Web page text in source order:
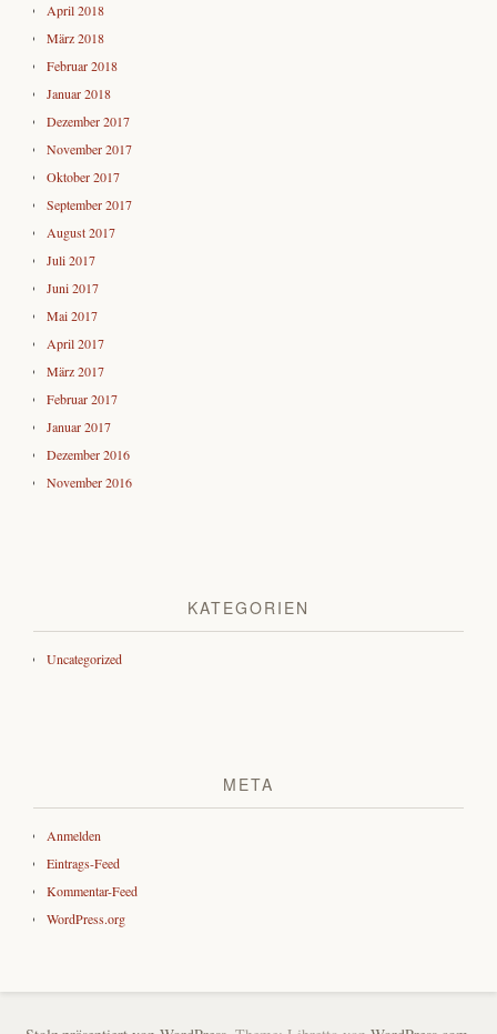
April 2018
März 2018
Februar 2018
Januar 2018
Dezember 2017
November 2017
Oktober 2017
September 2017
August 2017
Juli 2017
Juni 2017
Mai 2017
April 2017
März 2017
Februar 2017
Januar 2017
Dezember 2016
November 2016
KATEGORIEN
Uncategorized
META
Anmelden
Eintrags-Feed
Kommentar-Feed
WordPress.org